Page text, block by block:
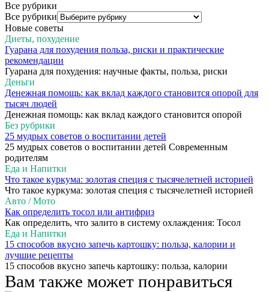
Все рубрики
Все рубрики
Новые советы
Диеты, похудение
Гуарана для похудения польза, риски и практические
рекомендации
Гуарана для похудения: научные факты, польза, риски
Деньги
Денежная помощь: как вклад каждого становится опорой для
тысяч людей
Денежная помощь: как вклад каждого становится опорой
Без рубрики
25 мудрых советов о воспитании детей
25 мудрых советов о воспитании детей Современным
родителям
Еда и Напитки
Что такое куркума: золотая специя с тысячелетней историей
Что такое куркума: золотая специя с тысячелетней историей
Авто / Мото
Как определить тосол или антифриз
Как определить, что залито в систему охлаждения: Тосол
Еда и Напитки
15 способов вкусно запечь картошку: польза, калории и
лучшие рецепты
15 способов вкусно запечь картошку: польза, калории
Вам также может понравиться